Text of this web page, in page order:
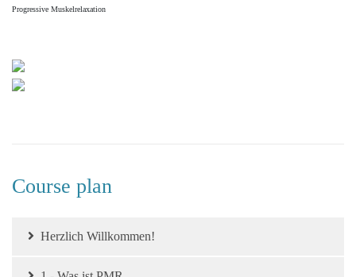
Progressive Muskelrelaxation
Course plan
Herzlich Willkommen!